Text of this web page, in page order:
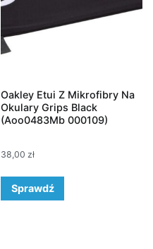
Oakley Etui Z Mikrofibry Na
Okulary Grips Black
(Aoo0483Mb 000109)
38,00 zł
Sprawdź